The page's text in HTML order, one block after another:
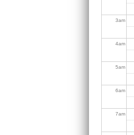
3am
4am
5am
6am
7am